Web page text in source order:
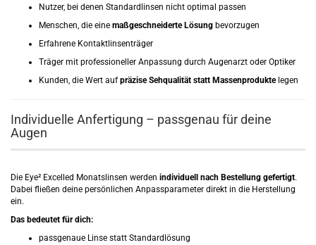
Nutzer, bei denen Standardlinsen nicht optimal passen
Menschen, die eine maßgeschneiderte Lösung bevorzugen
Erfahrene Kontaktlinsenträger
Träger mit professioneller Anpassung durch Augenarzt oder Optiker
Kunden, die Wert aufpräzise Sehqualität statt Massenproduktelegen
Individuelle Anfertigung – passgenau für deine
Augen
Die Eye² Excelled Monatslinsen werden individuell nach Bestellung gefertigt.
Dabei fließen deine persönlichen Anpassparameter direkt in die Herstellung
ein.
Das bedeutet für dich:
passgenaue Linse statt Standardlösung